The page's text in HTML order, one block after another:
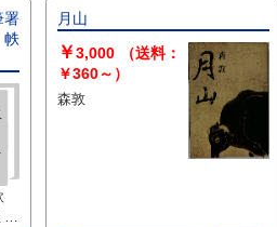
に
瑕
ご
無
商品の特質上、状態の簡易な区分
けは適切ではない（不可能な）
為、状態欄の「中古品（並）」と
いう表現は考慮にいれないで下さ
い。痛みなどの瑕疵につきまして
は、解説欄等をご参考にして下さ
い。状態表記の無いものは特に問
題なく良好とお考え下さい。:
署
月山
￥3,000
（送料：
￥360～）
森敦